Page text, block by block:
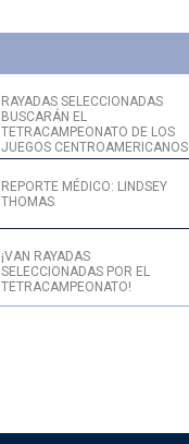
RAYADAS SELECCIONADAS
BUSCARÁN EL
TETRACAMPEONATO DE LOS
JUEGOS CENTROAMERICANOS
REPORTE MÉDICO: LINDSEY
THOMAS
¡VAN RAYADAS
SELECCIONADAS POR EL
TETRACAMPEONATO!